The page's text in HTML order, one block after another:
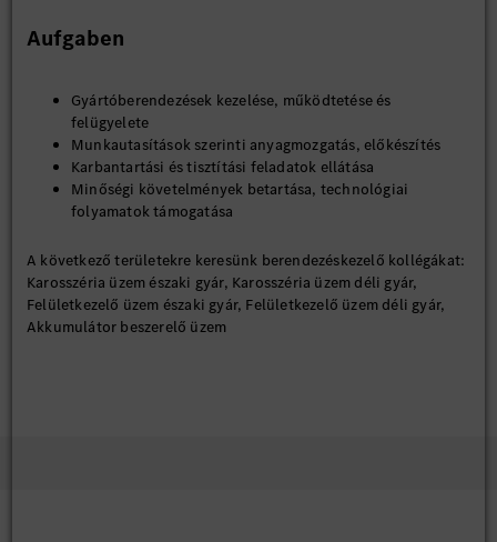
Aufgaben
Gyártóberendezések kezelése, működtetése és
felügyelete
Munkautasítások szerinti anyagmozgatás, előkészítés
Karbantartási és tisztítási feladatok ellátása
Minőségi követelmények betartása, technológiai
folyamatok támogatása
A következő területekre keresünk berendezéskezelő kollégákat:
Karosszéria üzem északi gyár, Karosszéria üzem déli gyár,
Felületkezelő üzem északi gyár, Felületkezelő üzem déli gyár,
Akkumulátor beszerelő üzem